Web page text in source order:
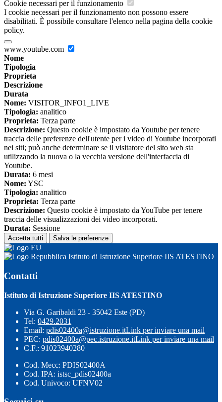
Cookie necessari per il funzionamento
I cookie necessari per il funzionamento non possono essere
disabilitati. È possibile consultare l'elenco nella pagina della cookie
policy.
www.youtube.com
Nome
Tipologia
Proprieta
Descrizione
Durata
Nome: VISITOR_INFO1_LIVE
Tipologia: analitico
Proprieta: Terza parte
Descrizione: Questo cookie è impostato da Youtube per tenere
traccia delle preferenze dell'utente per i video di Youtube incorporati
nei siti; può anche determinare se il visitatore del sito web sta
utilizzando la nuova o la vecchia versione dell'interfaccia di
Youtube.
Durata: 6 mesi
Nome: YSC
Tipologia: analitico
Proprieta: Terza parte
Descrizione: Questo cookie è impostato da YouTube per tenere
traccia delle visualizzazioni dei video incorporati.
Durata: Sessione
Accetta tutti Salva le preferenze
Istituto di Istruzione Superiore IIS ATESTINO
Contatti
Istituto di Istruzione Superiore IIS ATESTINO
Via G. Garibaldi 23 - 35042 Este (PD)
Tel: 0429.2031
Email: pdis02400a@istruzione.itLink per inviare una mail
PEC: pdis02400a@pec.istruzione.itLink per inviare una mail
C.F.: 91023940280
Cod. Mecc: PDIS02400A
Cod. IPA: istsc_pdis02400a
Cod. Univoco: UFNV02